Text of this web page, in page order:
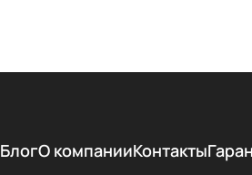
БлогО компанииКонтакты